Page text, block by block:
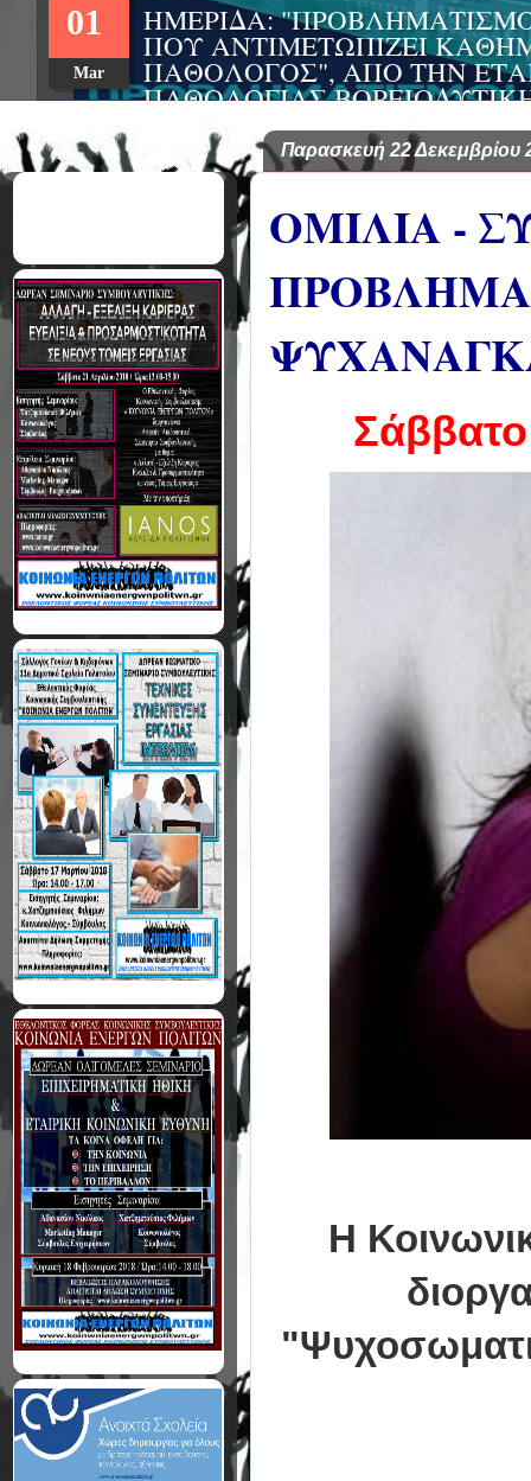
ΣΥΝΕΔΡΙΟ: «ΚΟΙΝΩΝΙΚΕΣ
ΦΡΟΝΤΙΔΑΣ», ΑΠΟ ΤΗΝ
ΨΥΧΙΑΤΡΙΚΗΣ Π.
EΥΡΩΠΑΪΚΟ ΔΙΚΤΥΟ
ΑSKLEPIOS
22
Aug
Παρασκευή 22 Δεκεμβρίου
ΟΜΙΛΙΑ -
Η